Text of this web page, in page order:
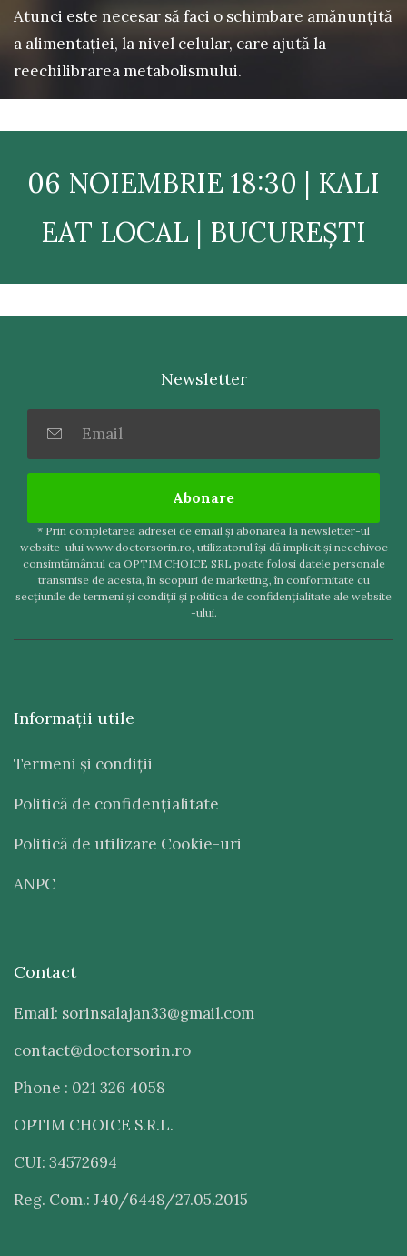
Atunci este necesar să faci o schimbare amănunțită
a alimentației, la nivel celular, care ajută la
reechilibrarea metabolismului.
06 NOIEMBRIE 18:30 | KALI
EAT LOCAL | BUCUREȘTI
Newsletter
Abonare
* Prin completarea adresei de email şi abonarea la newsletter-ul
website-ului www.doctorsorin.ro, utilizatorul îşi dă implicit şi neechivoc
consimtământul ca OPTIM CHOICE SRL poate folosi datele personale
transmise de acesta, în scopuri de marketing, în conformitate cu
secţiunile de termeni şi condiţii şi politica de confidenţialitate ale website
-ului.
Informaţii utile
Termeni şi condiţii
Politică de confidenţialitate
Politică de utilizare Cookie-uri
ANPC
Contact
Email: sorinsalajan33@gmail.com
contact@doctorsorin.ro
Phone : 021 326 4058
OPTIM CHOICE S.R.L.
CUI: 34572694
Reg. Com.: J40/6448/27.05.2015